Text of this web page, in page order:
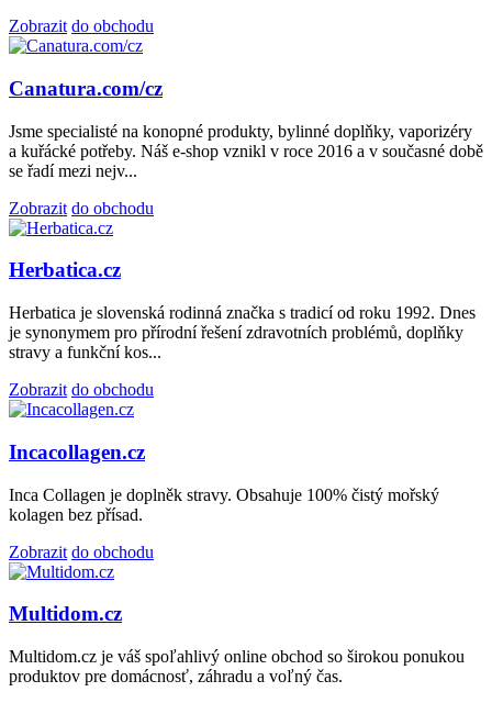
Zobrazit do obchodu
Canatura.com/cz
Jsme specialisté na konopné produkty, bylinné doplňky, vaporizéry
a kuřácké potřeby. Náš e-shop vznikl v roce 2016 a v současné době
se řadí mezi nejv...
Zobrazit do obchodu
Herbatica.cz
Herbatica je slovenská rodinná značka s tradicí od roku 1992. Dnes
je synonymem pro přírodní řešení zdravotních problémů, doplňky
stravy a funkční kos...
Zobrazit do obchodu
Incacollagen.cz
Inca Collagen je doplněk stravy. Obsahuje 100% čistý mořský
kolagen bez přísad.
Zobrazit do obchodu
Multidom.cz
Multidom.cz je váš spoľahlivý online obchod so širokou ponukou
produktov pre domácnosť, záhradu a voľný čas.